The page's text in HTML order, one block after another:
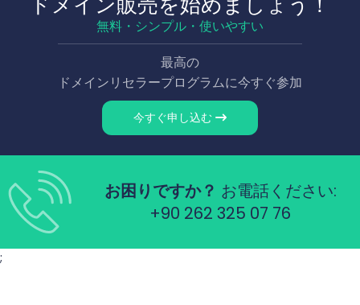
無料・シンプル・使いやすい
最高の
ドメインリセラープログラムに今すぐ参加
今すぐ申し込む
お困りですか？ お電話ください:
+90 262 325 07 76
;